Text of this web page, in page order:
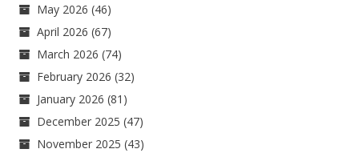
May 2026 (46)
April 2026 (67)
March 2026 (74)
February 2026 (32)
January 2026 (81)
December 2025 (47)
November 2025 (43)